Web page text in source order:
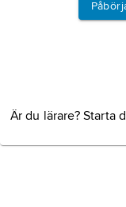
Är du lärare? Starta